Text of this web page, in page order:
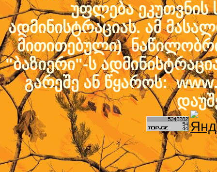
უფლება ეკუთვნის
ადმინისტრაციას. ამ
მითითებული)
"ბაზიერი"-ს
გარეშე ან წყაროს: